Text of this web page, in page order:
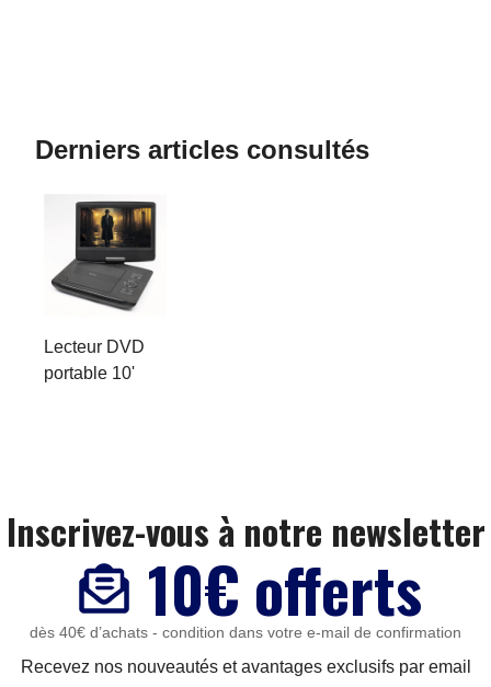
Derniers articles consultés
Lecteur DVD
portable 10'
Inscrivez-vous à notre newsletter
10€ offerts
dès 40€ d’achats - condition dans votre e-mail de confirmation
Recevez nos nouveautés et avantages exclusifs par email